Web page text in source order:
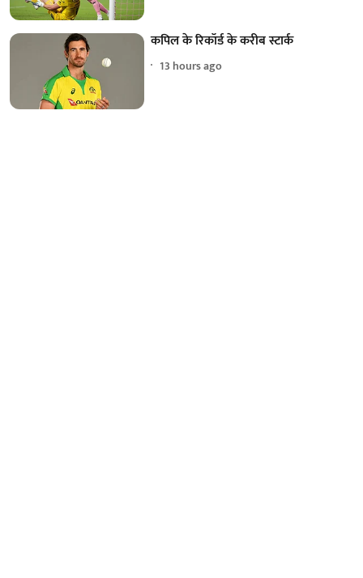
कपिल के रिकॉर्ड के करीब स्टार्क
13 hours ago